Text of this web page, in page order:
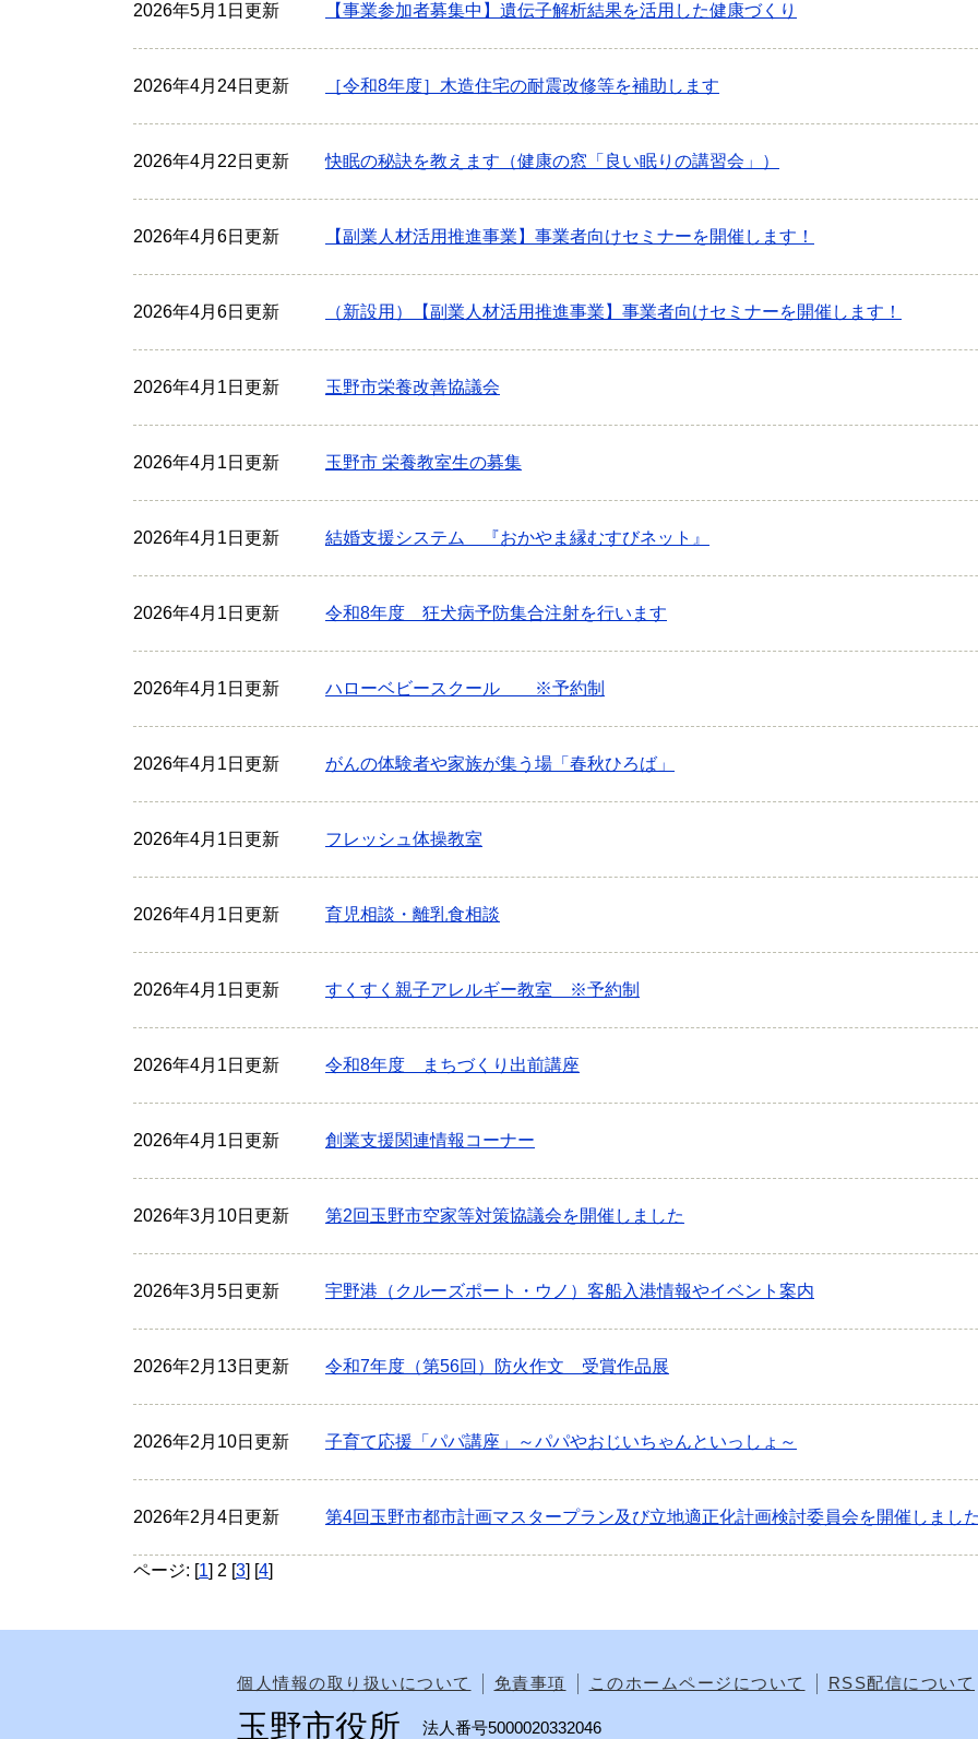
2026年5月1日更新 【事業参加者募集中】遺伝子解析結果を活用した健康づくり
2026年4月24日更新 ［令和8年度］木造住宅の耐震改修等を補助します
2026年4月22日更新 快眠の秘訣を教えます（健康の窓「良い眠りの講習会」）
2026年4月6日更新 【副業人材活用推進事業】事業者向けセミナーを開催します！
2026年4月6日更新 （新設用）【副業人材活用推進事業】事業者向けセミナーを開催します！
2026年4月1日更新 玉野市栄養改善協議会
2026年4月1日更新 玉野市 栄養教室生の募集
2026年4月1日更新 結婚支援システム 『おかやま縁むすびネット』
2026年4月1日更新 令和8年度 狂犬病予防集合注射を行います
2026年4月1日更新 ハローベビースクール ※予約制
2026年4月1日更新 がんの体験者や家族が集う場「春秋ひろば」
2026年4月1日更新 フレッシュ体操教室
2026年4月1日更新 育児相談・離乳食相談
2026年4月1日更新 すくすく親子アレルギー教室 ※予約制
2026年4月1日更新 令和8年度 まちづくり出前講座
2026年4月1日更新 創業支援関連情報コーナー
2026年3月10日更新 第2回玉野市空家等対策協議会を開催しました
2026年3月5日更新 宇野港（クルーズポート・ウノ）客船入港情報やイベント案内
2026年2月13日更新 令和7年度（第56回）防火作文 受賞作品展
2026年2月10日更新 子育て応援「パパ講座」～パパやおじいちゃんといっしょ～
2026年2月4日更新 第4回玉野市都市計画マスタープラン及び立地適正化計画検討委員会を開催しまし
ページ: [1] 2 [3] [4]
個人情報の取り扱いについて 免責事項 このホームページについて RSS配信について
玉野市役所 法人番号5000020332046